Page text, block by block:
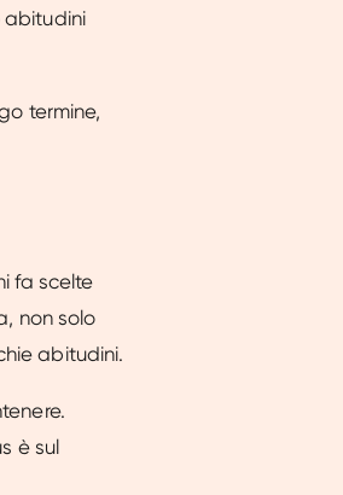
abitudini
termine,
fa scelte
non solo
abitudini.
è sul